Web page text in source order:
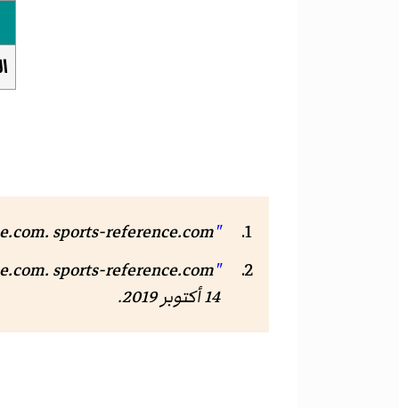
"Charlie Frye Stats". sports-reference.com. مؤرشف من
"Charlie Frye Minor Leagues Statistics & History". sports-reference.com. مؤرشف من
14 أكتوبر 2019
.